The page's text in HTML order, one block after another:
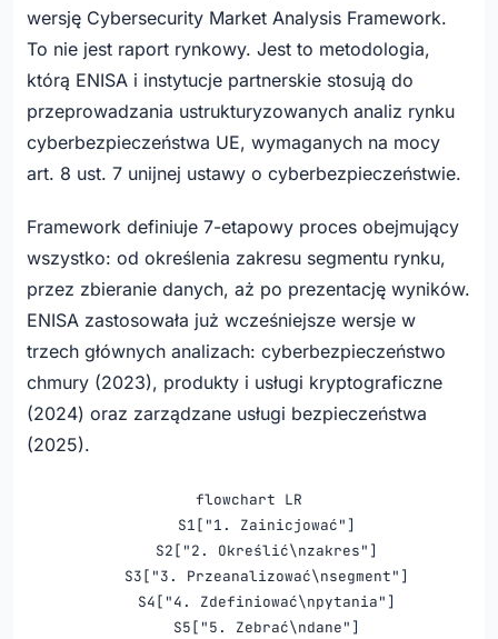
wersję Cybersecurity Market Analysis Framework.
To nie jest raport rynkowy. Jest to metodologia,
którą ENISA i instytucje partnerskie stosują do
przeprowadzania ustrukturyzowanych analiz rynku
cyberbezpieczeństwa UE, wymaganych na mocy
art. 8 ust. 7 unijnej ustawy o cyberbezpieczeństwie.
Framework definiuje 7-etapowy proces obejmujący
wszystko: od określenia zakresu segmentu rynku,
przez zbieranie danych, aż po prezentację wyników.
ENISA zastosowała już wcześniejsze wersje w
trzech głównych analizach: cyberbezpieczeństwo
chmury (2023), produkty i usługi kryptograficzne
(2024) oraz zarządzane usługi bezpieczeństwa
(2025).
flowchart LR
    S1["1. Zainicjować"]
    S2["2. Określić\nzakres"]
    S3["3. Przeanalizować\nsegment"]
    S4["4. Zdefiniować\npytania"]
    S5["5. Zebrać\ndane"]